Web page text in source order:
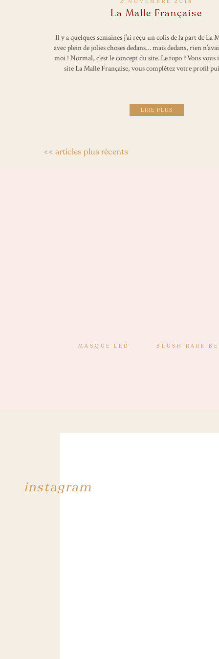
LIRE PLUS
Il y a quelques semaines j’ai reçu un colis de la part de La
avec plein de jolies choses dedans… mais dedans, rien
moi ! Normal, c’est le concept du site. Le topo ? Vous
site La Malle Française, vous complétez votre profil
2 NOVEMBRE 2018
La Malle Française
<< articles plus récents
MASQUE LED BLUSH RARE
instagram